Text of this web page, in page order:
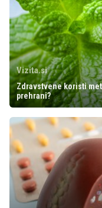
Vizita.si
Zdravstvene koristi
prehrani?